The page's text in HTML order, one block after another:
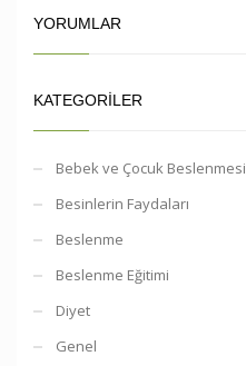
YORUMLAR
KATEGORILER
Bebek ve Çocuk Beslenmesi
Besinlerin Faydaları
Beslenme
Beslenme Eğitimi
Diyet
Genel